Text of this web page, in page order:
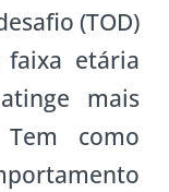
(TOD)
etária
mais
como